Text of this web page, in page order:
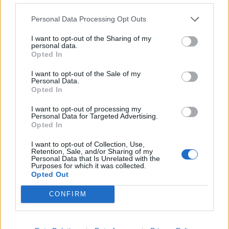
Personal Data Processing Opt Outs
I want to opt-out of the Sharing of my
personal data.
Opted In
I want to opt-out of the Sale of my
Personal Data.
Opted In
I want to opt-out of processing my
Personal Data for Targeted Advertising.
Opted In
I want to opt-out of Collection, Use,
Retention, Sale, and/or Sharing of my
Personal Data that Is Unrelated with the
Purposes for which it was collected.
Opted Out
CONFIRM
In evidenza